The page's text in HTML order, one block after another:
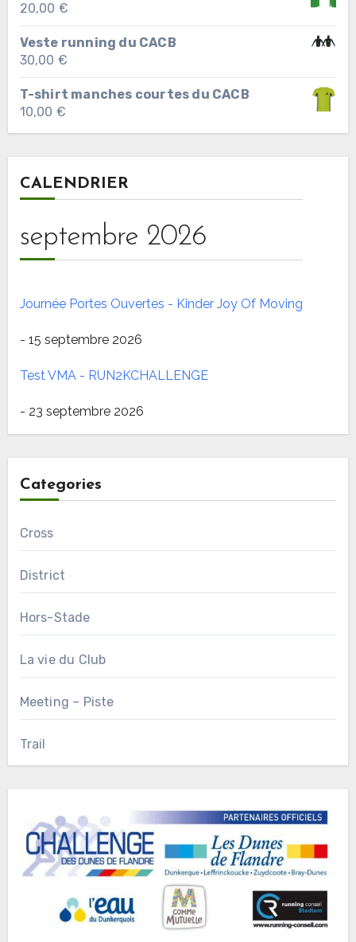
20,00 €
Veste running du CACB
30,00 €
T-shirt manches courtes du CACB
10,00 €
CALENDRIER
septembre 2026
Journée Portes Ouvertes - Kinder Joy Of Moving
- 15 septembre 2026
Test VMA - RUN2KCHALLENGE
- 23 septembre 2026
Categories
Cross
District
Hors-Stade
La vie du Club
Meeting – Piste
Trail